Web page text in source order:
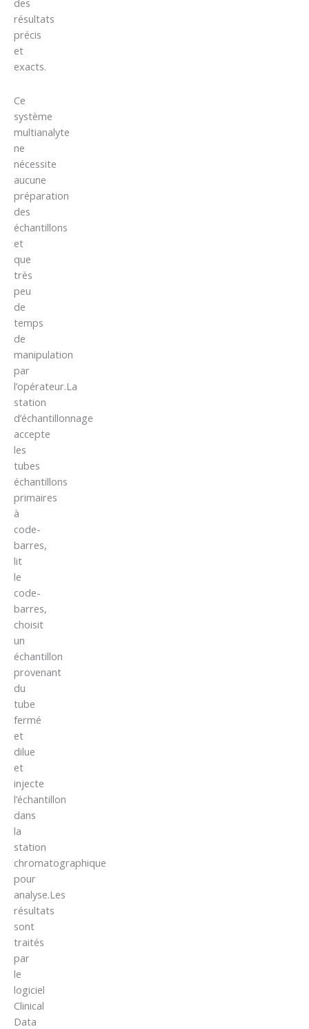
des
résultats
précis
et
exacts.
Ce
système
multianalyte
ne
nécessite
aucune
préparation
des
échantillons
et
que
très
peu
de
temps
de
manipulation
par
l’opérateur.La
station
d’échantillonnage
accepte
les
tubes
échantillons
primaires
à
code-
barres,
lit
le
code-
barres,
choisit
un
échantillon
provenant
du
tube
fermé
et
dilue
et
injecte
l’échantillon
dans
la
station
chromatographique
pour
analyse.Les
résultats
sont
traités
par
le
logiciel
Clinical
Data